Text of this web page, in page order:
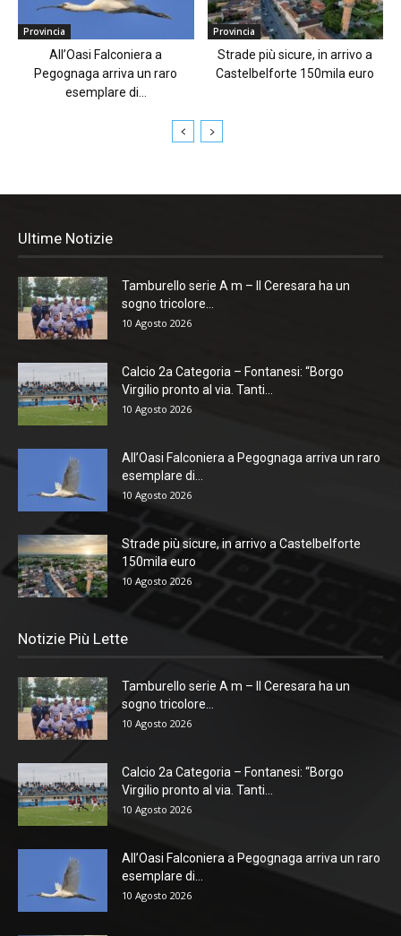
Provincia
All’Oasi Falconiera a
Pegognaga arriva un raro
esemplare di...
Provincia
Strade più sicure, in arrivo a
Castelbelforte 150mila euro
Ultime Notizie
Tamburello serie A m – Il Ceresara ha un
sogno tricolore...
10 Agosto 2026
Calcio 2a Categoria – Fontanesi: “Borgo
Virgilio pronto al via. Tanti...
10 Agosto 2026
All’Oasi Falconiera a Pegognaga arriva un raro
esemplare di...
10 Agosto 2026
Strade più sicure, in arrivo a Castelbelforte
150mila euro
10 Agosto 2026
Notizie Più Lette
Tamburello serie A m – Il Ceresara ha un
sogno tricolore...
10 Agosto 2026
Calcio 2a Categoria – Fontanesi: “Borgo
Virgilio pronto al via. Tanti...
10 Agosto 2026
All’Oasi Falconiera a Pegognaga arriva un raro
esemplare di...
10 Agosto 2026